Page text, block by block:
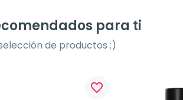
para ti
de productos ;)
favorite_border